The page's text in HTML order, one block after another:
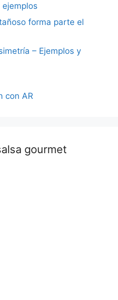
forma parte el
– Ejemplos y
con AR
gourmet